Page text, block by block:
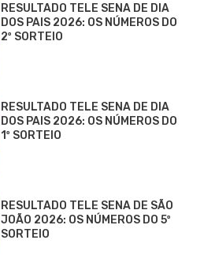
RESULTADO TELE SENA DE DIA
DOS PAIS 2026: OS NÚMEROS DO
2º SORTEIO
RESULTADO TELE SENA DE DIA
DOS PAIS 2026: OS NÚMEROS DO
1º SORTEIO
RESULTADO TELE SENA DE SÃO
JOÃO 2026: OS NÚMEROS DO 5º
SORTEIO